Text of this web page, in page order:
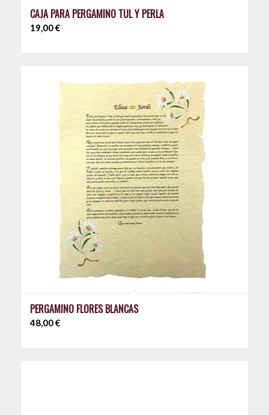
CAJA PARA PERGAMINO TUL Y PERLA
19,00€
PERGAMINO FLORES BLANCAS
48,00€